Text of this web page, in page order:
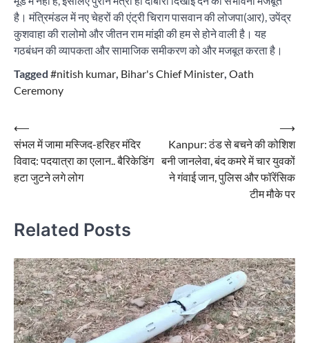
है। मंत्रिमंडल में नए चेहरों की एंट्री चिराग पासवान की लोजपा(आर), उपेंद्र
कुशवाहा की रालोमो और जीतन राम मांझी की हम से होने वाली है। यह
गठबंधन की व्यापकता और सामाजिक समीकरण को और मजबूत करता है।
Tagged #nitish kumar Bihar's Chief Minister Oath
Ceremony
Post
navigation
⟵
संभल में जामा मस्जिद-हरिहर मंदिर
विवाद: पदयात्रा का एलान.. बैरिकेडिंग
हटा जुटने लगे लोग
Kanpur: ठंड से बचने की कोशिश
बनी जानलेवा, बंद कमरे में चार युवकों
ने गंवाई जान, पुलिस और फॉरेंसिक
टीम मौके पर
⟶
Related Posts